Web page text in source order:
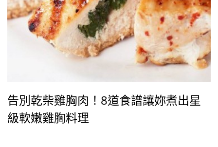
告別乾柴雞胸肉！8道食譜讓妳煮出星
級軟嫩雞胸料理